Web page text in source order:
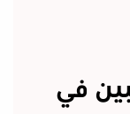
في